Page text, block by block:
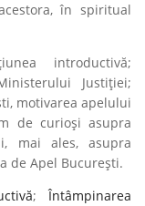
în spiritual
introductivă;
Justiţiei;
motivarea apelului
de curioşi asupra
mai ales, asupra
de Apel Bucureşti.
;Întâmpinarea